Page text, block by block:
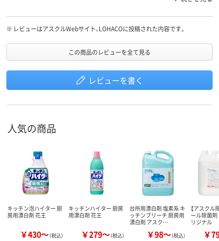
※ レビューはアスクルWebサイト、LOHACOに投稿された内容です。
この商品のレビューを全て見る
レビューを書く
人気の商品
キッチン泡ハイター 厨
房用漂白剤 花王
￥430～（税込）
キッチンハイター 厨房
用漂白剤 花王
￥279～（税込）
台所用漂白剤 塩素系 キ
ッチンブリーチ 厨房用
漂白剤 アスク…
￥98～（税込）
【アスクル
ール除菌
リジナル
￥